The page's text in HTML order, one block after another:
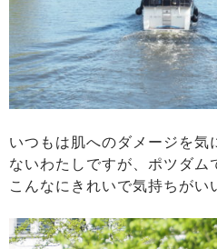
いつもは肌へのダメージを
ないわたしですが、ポツダ
こんなにきれいで気持ちがい